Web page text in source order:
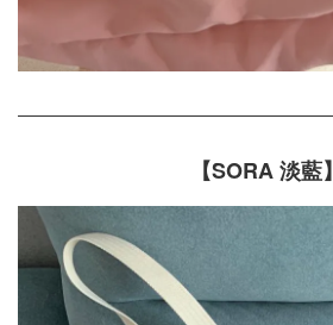
【SORA 淡藍】